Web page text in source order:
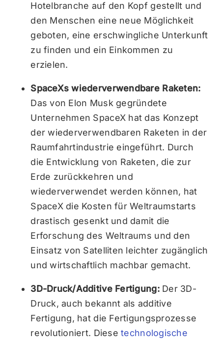
Hotelbranche auf den Kopf gestellt und
den Menschen eine neue Möglichkeit
geboten, eine erschwingliche Unterkunft
zu finden und ein Einkommen zu
erzielen.
SpaceXs wiederverwendbare Raketen:
Das von Elon Musk gegründete
Unternehmen SpaceX hat das Konzept
der wiederverwendbaren Raketen in der
Raumfahrtindustrie eingeführt. Durch
die Entwicklung von Raketen, die zur
Erde zurückkehren und
wiederverwendet werden können, hat
SpaceX die Kosten für Weltraumstarts
drastisch gesenkt und damit die
Erforschung des Weltraums und den
Einsatz von Satelliten leichter zugänglich
und wirtschaftlich machbar gemacht.
3D-Druck/Additive Fertigung:Der 3D-
Druck, auch bekannt als additive
Fertigung, hat die Fertigungsprozesse
revolutioniert. Diesetechnologische